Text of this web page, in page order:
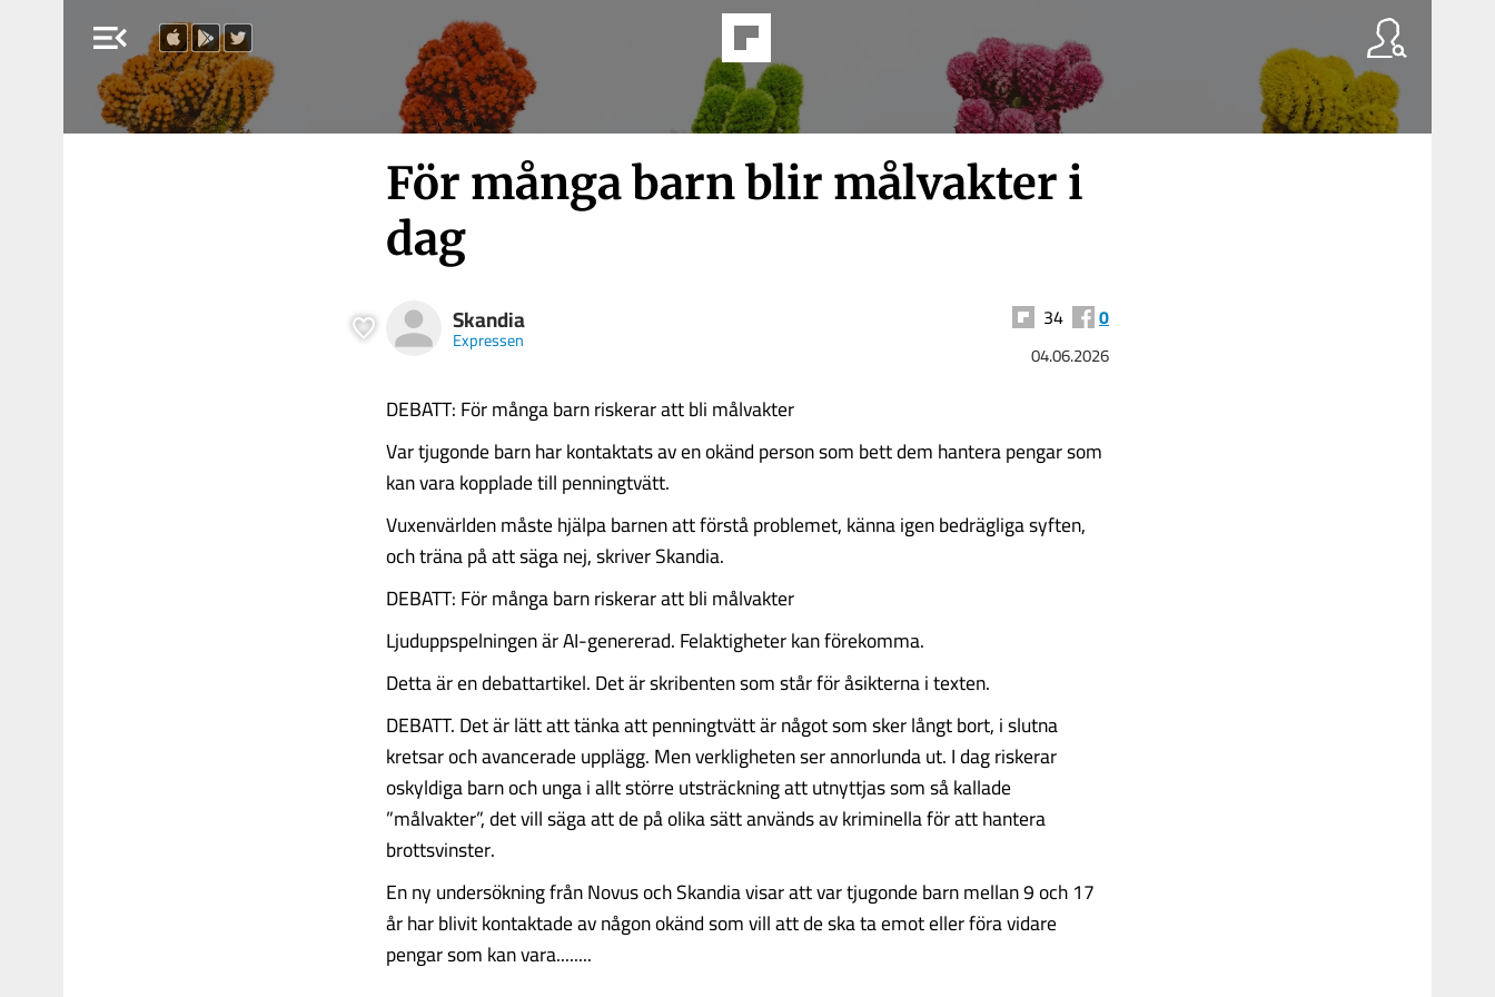
menu_open
För många barn blir målvakter i
dag
Skandia
Expressen
34 0
04.06.2026
DEBATT: För många barn riskerar att bli målvakter
Var tjugonde barn har kontaktats av en okänd person som bett dem hantera pengar som
kan vara kopplade till penningtvätt.
Vuxenvärlden måste hjälpa barnen att förstå problemet, känna igen bedrägliga syften,
och träna på att säga nej, skriver Skandia.
DEBATT: För många barn riskerar att bli målvakter
Ljuduppspelningen är AI-genererad. Felaktigheter kan förekomma.
Detta är en debattartikel. Det är skribenten som står för åsikterna i texten.
DEBATT. Det är lätt att tänka att penningtvätt är något som sker långt bort, i slutna
kretsar och avancerade upplägg. Men verkligheten ser annorlunda ut. I dag riskerar
oskyldiga barn och unga i allt större utsträckning att utnyttjas som så kallade
”målvakter”, det vill säga att de på olika sätt används av kriminella för att hantera
brottsvinster.
En ny undersökning från Novus och Skandia visar att var tjugonde barn mellan 9 och 17
år har blivit kontaktade av någon okänd som vill att de ska ta emot eller föra vidare
pengar som kan vara........